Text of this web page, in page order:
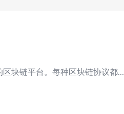
块链平台。每种区块链协议都…